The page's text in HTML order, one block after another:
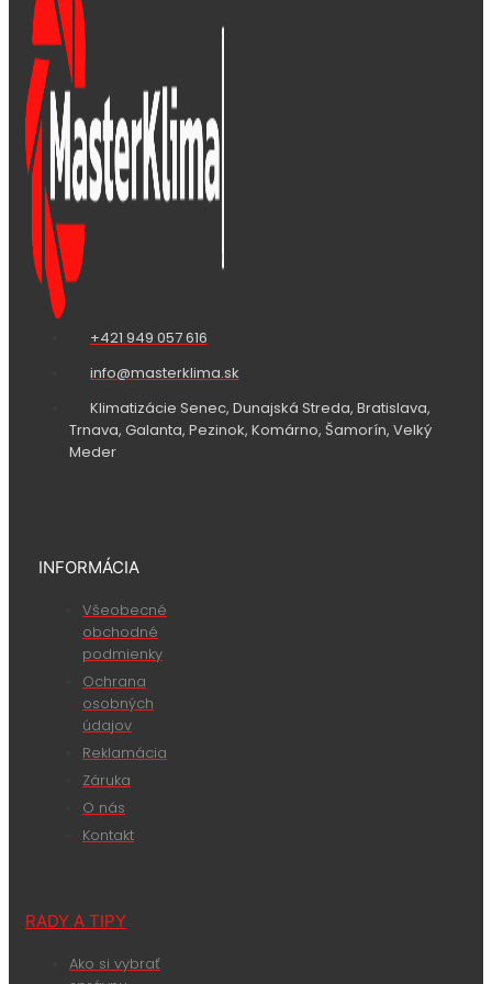
+421 949 057 616
info@masterklima.sk
Klimatizácie Senec, Dunajská Streda, Bratislava,
Trnava, Galanta, Pezinok, Komárno, Šamorín, Velký
Meder
INFORMÁCIA
Všeobecné
obchodné
podmienky
Ochrana
osobných
údajov
Reklamácia
Záruka
O nás
Kontakt
RADY A TIPY
Ako si vybrať